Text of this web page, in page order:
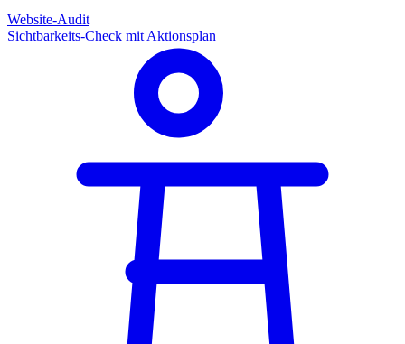
Website-Audit
Sichtbarkeits-Check mit Aktionsplan